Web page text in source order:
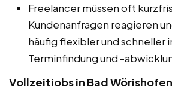
Freelancer müssen oft
Kundenanfragen reagieren
häufig flexibler und schneller
Terminfindung und -
Vollzeitjobs in Bad